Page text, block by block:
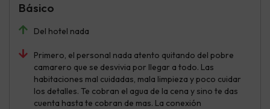
Del hotel nada
Primero, el personal nada atento quitando del pobre
camarero que se desvivia por llegar a todo. Las
habitaciones mal cuidadas, mala limpieza y poco cuidar
los detalles. Te cobran el agua de la cena y sino te das
cuenta hasta te cobran de mas. La conexión
Básico